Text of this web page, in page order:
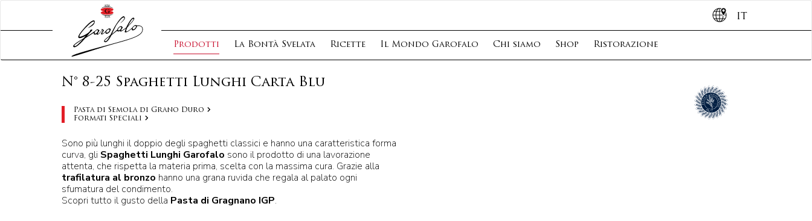
Prodotti La Bontà Svelata Ricette Il Mondo Garofalo Chi siamo Shop Ristorazione
IT
N° 8-25 Spaghetti Lunghi Carta Blu
Pasta di Semola di Grano Duro
Formati Speciali
Sono più lunghi il doppio degli spaghetti classici e hanno una caratteristica forma
curva, gli Spaghetti Lunghi Garofalo sono il prodotto di una lavorazione
attenta, che rispetta la materia prima, scelta con la massima cura. Grazie alla
trafilatura al bronzo hanno una grana ruvida che regala al palato ogni
sfumatura del condimento.
Scopri tutto il gusto della Pasta di Gragnano IGP.